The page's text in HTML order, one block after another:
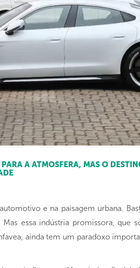
A ATMOSFERA, MAS O
e na paisagem urbana.
essa indústria promissora, que
ainda tem um paradoxo